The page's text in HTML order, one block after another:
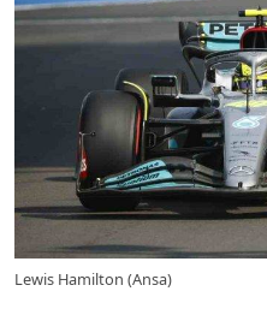
Lewis Hamilton (Ansa)